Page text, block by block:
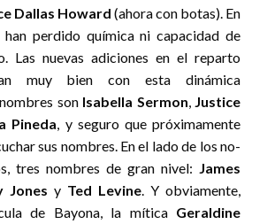
Dallas Howard (ahora con botas). En
perdido química ni capacidad de
Las nuevas adiciones en el reparto
muy bien con esta dinámica
son Isabella Sermon Justice
Pineda , y seguro que próximamente
sus nombres. En el lado de los no-
tres nombres de gran nivel: James
Jones y Ted Levine . Y obviamente,
de Bayona, la mítica Geraldine